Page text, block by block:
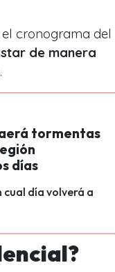
cronograma del
de manera
tormentas
días
día volverá a